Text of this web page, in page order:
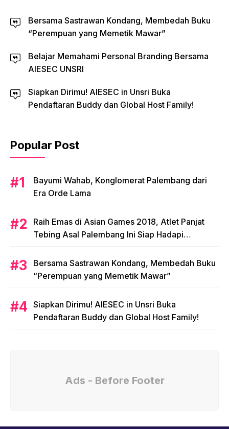
Bersama Sastrawan Kondang, Membedah Buku
“Perempuan yang Memetik Mawar”
Belajar Memahami Personal Branding Bersama
AIESEC UNSRI
Siapkan Dirimu! AIESEC in Unsri Buka
Pendaftaran Buddy dan Global Host Family!
Popular Post
Bayumi Wahab, Konglomerat Palembang dari
Era Orde Lama
Raih Emas di Asian Games 2018, Atlet Panjat
Tebing Asal Palembang Ini Siap Hadapi
Bersama Sastrawan Kondang, Membedah Buku
“Perempuan yang Memetik Mawar”
Siapkan Dirimu! AIESEC in Unsri Buka
Pendaftaran Buddy dan Global Host Family!
Ads - Before Footer